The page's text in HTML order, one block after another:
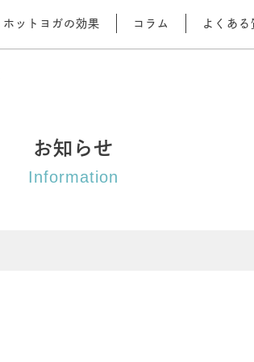
ホットヨガの効果 コラム よくある
お知らせ
Information